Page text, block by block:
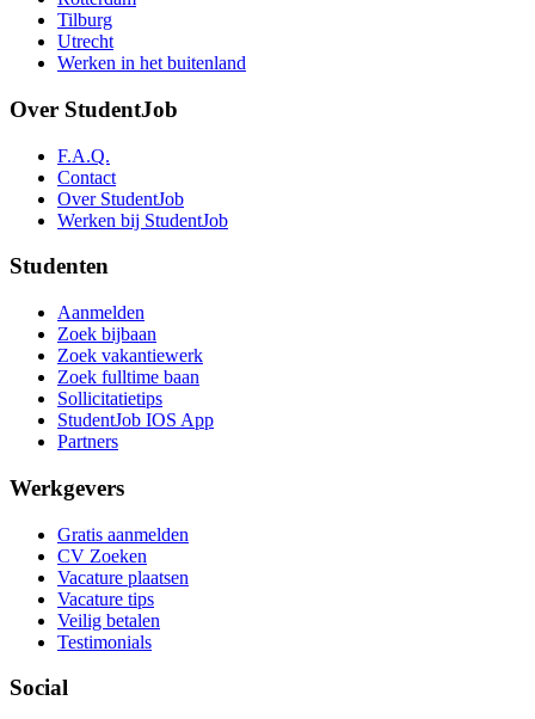
Tilburg
Utrecht
Werken in het buitenland
Over StudentJob
F.A.Q.
Contact
Over StudentJob
Werken bij StudentJob
Studenten
Aanmelden
Zoek bijbaan
Zoek vakantiewerk
Zoek fulltime baan
Sollicitatietips
StudentJob IOS App
Partners
Werkgevers
Gratis aanmelden
CV Zoeken
Vacature plaatsen
Vacature tips
Veilig betalen
Testimonials
Social